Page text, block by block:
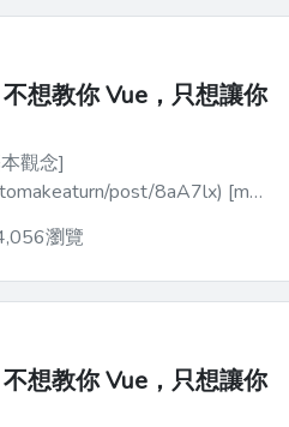
想教你 Vue，只想讓你
觀念]
post/8aA7lx) [my
瀏覽
想教你 Vue，只想讓你